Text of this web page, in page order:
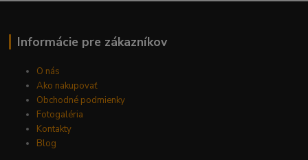
Informácie pre zákazníkov
O nás
Ako nakupovať
Obchodné podmienky
Fotogaléria
Kontakty
Blog